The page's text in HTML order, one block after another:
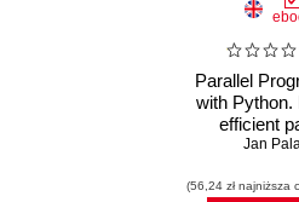
Parallel
with Python.
efficient
systems
Jan
(56,24 zł najniższa